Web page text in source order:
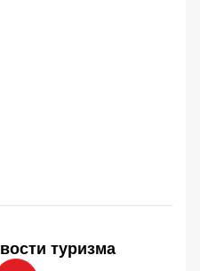
туризма